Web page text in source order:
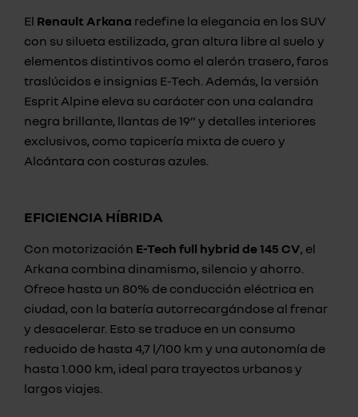
El Renault Arkana redefine la elegancia en los SUV
con su silueta estilizada, gran altura libre al suelo y
elementos distintivos como el alerón trasero, faros
traslúcidos e insignias E-Tech. Además, la versión
Esprit Alpine eleva su carácter con una calandra
negra brillante, llantas de 19” y detalles interiores
exclusivos, como tapicería mixta de cuero y
Alcántara con costuras azules.
EFICIENCIA HÍBRIDA
Con motorización E-Tech full hybrid de 145 CV, el
Arkana combina dinamismo, silencio y ahorro.
Ofrece hasta un 80% de conducción eléctrica en
ciudad, con la batería autorrecargándose al frenar
y desacelerar. Esto se traduce en un consumo
reducido de hasta 4,7 l/100 km y una autonomía de
hasta 1.000 km, ideal para trayectos urbanos y
largos viajes.